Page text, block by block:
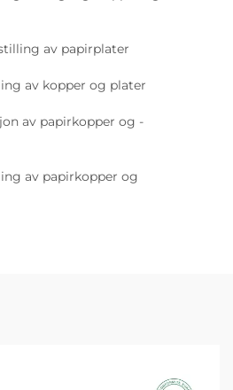
av papirplater
av kopper og plater
av papirkopper og -
av papirkopper og